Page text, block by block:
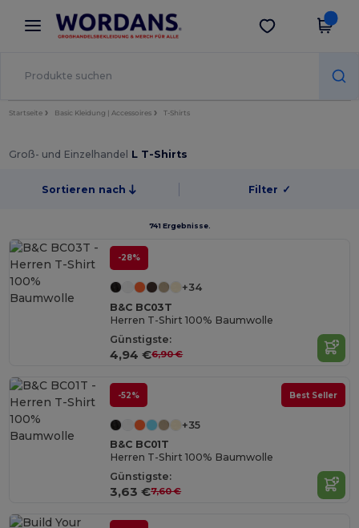
× Wordans App
Bessere Preise in der App!
App holen
Startseite Basic Kleidung | Accessoires T-Shirts
Groß- und Einzelhandel L T-Shirts
Sortieren nach Filter ✓
741 Ergebnisse.
-28%
+34
B&C BC03T
Herren T-Shirt 100% Baumwolle
Günstigste:
4,94 €6,90 €
-52% Best Seller
+35
B&C BC01T
Herren T-Shirt 100% Baumwolle
Günstigste:
3,63 €7,60 €